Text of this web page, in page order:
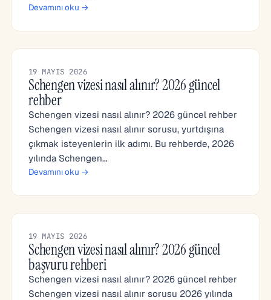
Devamını oku →
19 MAYIS 2026
Schengen vizesi nasıl alınır? 2026 güncel
rehber
Schengen vizesi nasıl alınır? 2026 güncel rehber
Schengen vizesi nasıl alınır sorusu, yurtdışına
çıkmak isteyenlerin ilk adımı. Bu rehberde, 2026
yılında Schengen…
Devamını oku →
19 MAYIS 2026
Schengen vizesi nasıl alınır? 2026 güncel
başvuru rehberi
Schengen vizesi nasıl alınır? 2026 güncel rehber
Schengen vizesi nasıl alınır sorusu 2026 yılında